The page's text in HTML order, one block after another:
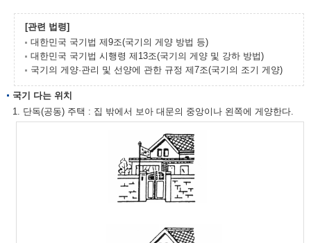
[관련 법령]
대한민국 국기법 제9조(국기의 게양 방법 등)
대한민국 국기법 시행령 제13조(국기의 게양 및 강하 방법)
국기의 게양·관리 및 선양에 관한 규정 제7조(국기의 조기 게양)
국기 다는 위치
1. 단독(공동) 주택 : 집 밖에서 보아 대문의 중앙이나 왼쪽에 게양한다.